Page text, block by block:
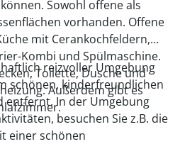
Sowohl offene als
vorhanden. Offene
mit Cerankochfeldern,
Kombi und Spülmaschine.
Toilette, Dusche und
Außerdem gibt es
reizvoller Umgebung
schönen, kinderfreundlichen
entfernt. In der Umgebung
besuchen Sie z.B. die
einer schönen